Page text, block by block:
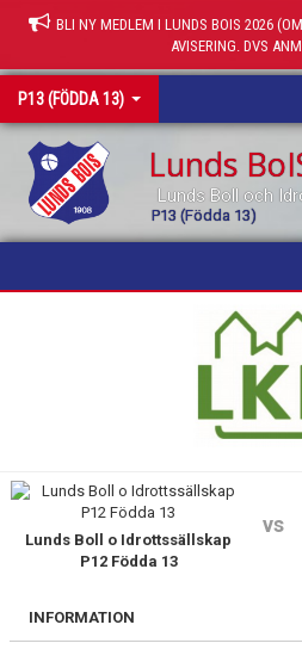
BLI NY MEDLEM I LUNDS BOIS 2026
AVISERING. DVS
P13 (FÖDDA 13)
Lunds
Lunds Boll och
P13 (Födda 13)
BILDGALLERI
TRUPPEN
Lunds Boll o Idrottssällskap
P12 Födda 13
vs
INFORMATION